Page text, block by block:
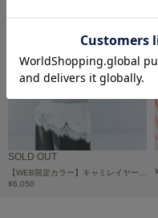
ハンター
ホカ オネオネ
KEEN
キーン
SOLD OUT
¥6,050